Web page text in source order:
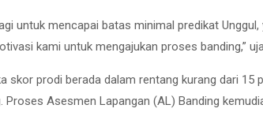
untuk mencapai batas minimal predikat
kami untuk mengajukan proses banding,”
skor prodi berada dalam rentang kurang dari
Asesmen Lapangan (AL) Banding